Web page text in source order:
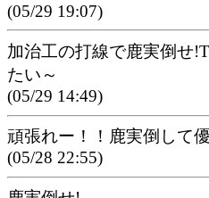
(05/29 19:07)
加治工の打線で鹿実倒せ
たい～
(05/29 14:49)
頑張れー！！鹿実倒して
(05/28 22:55)